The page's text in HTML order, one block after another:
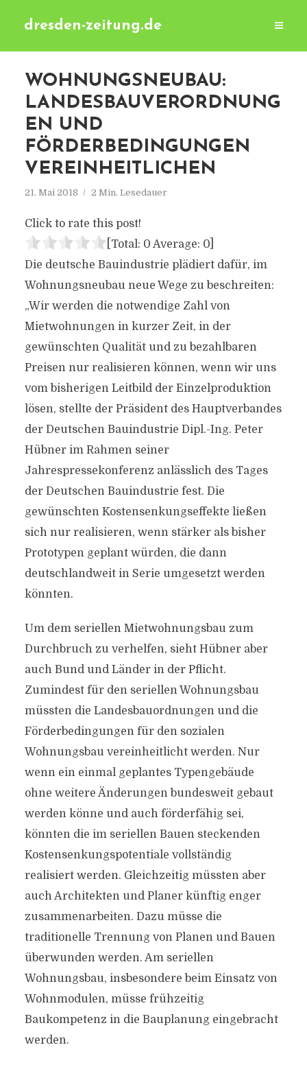
dresden-zeitung.de
WOHNUNGSNEUBAU:
LANDESBAUVERORDNUNG
EN UND
FÖRDERBEDINGUNGEN
VEREINHEITLICHEN
21. Mai 2018 2 Min. Lesedauer
Click to rate this post!
[Total: 0 Average: 0]
Die deutsche Bauindustrie plädiert dafür, im
Wohnungsneubau neue Wege zu beschreiten:
„Wir werden die notwendige Zahl von
Mietwohnungen in kurzer Zeit, in der
gewünschten Qualität und zu bezahlbaren
Preisen nur realisieren können, wenn wir uns
vom bisherigen Leitbild der Einzelproduktion
lösen, stellte der Präsident des Hauptverbandes
der Deutschen Bauindustrie Dipl.-Ing. Peter
Hübner im Rahmen seiner
Jahrespressekonferenz anlässlich des Tages
der Deutschen Bauindustrie fest. Die
gewünschten Kostensenkungseffekte ließen
sich nur realisieren, wenn stärker als bisher
Prototypen geplant würden, die dann
deutschlandweit in Serie umgesetzt werden
könnten.
Um dem seriellen Mietwohnungsbau zum
Durchbruch zu verhelfen, sieht Hübner aber
auch Bund und Länder in der Pflicht.
Zumindest für den seriellen Wohnungsbau
müssten die Landesbauordnungen und die
Förderbedingungen für den sozialen
Wohnungsbau vereinheitlicht werden. Nur
wenn ein einmal geplantes Typengebäude
ohne weitere Änderungen bundesweit gebaut
werden könne und auch förderfähig sei,
könnten die im seriellen Bauen steckenden
Kostensenkungspotentiale vollständig
realisiert werden. Gleichzeitig müssten aber
auch Architekten und Planer künftig enger
zusammenarbeiten. Dazu müsse die
traditionelle Trennung von Planen und Bauen
überwunden werden. Am seriellen
Wohnungsbau, insbesondere beim Einsatz von
Wohnmodulen, müsse frühzeitig
Baukompetenz in die Bauplanung eingebracht
werden.